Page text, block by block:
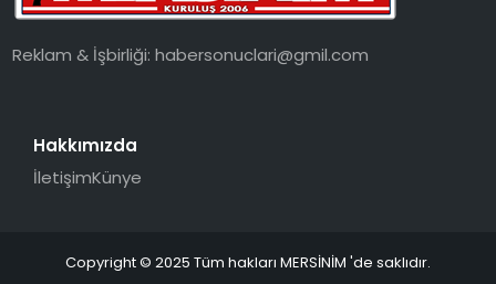
Reklam & İşbirliği:habersonuclari@gmil.com
Hakkımızda
İletişimKünye
Copyright © 2025 Tüm hakları MERSİNİM 'de saklıdır.